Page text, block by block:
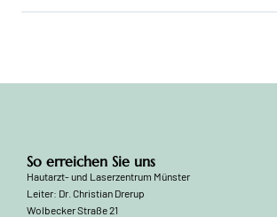
So erreichen Sie uns
Hautarzt- und Laserzentrum Münster
Leiter: Dr. Christian Drerup
Wolbecker Straße 21